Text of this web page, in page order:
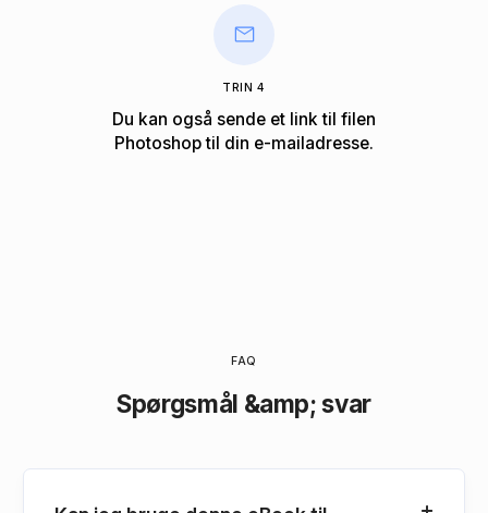
TRIN 4
Du kan også sende et link til filen
Photoshop til din e-mailadresse.
FAQ
Spørgsmål &amp; svar